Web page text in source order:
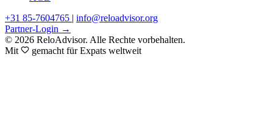
+31 85-7604765 | info@reloadvisor.org
Partner-Login →
© 2026 ReloAdvisor. Alle Rechte vorbehalten.
Mit
gemacht für Expats weltweit